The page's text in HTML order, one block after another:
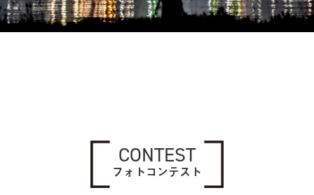
CONTEST
フォトコンテスト